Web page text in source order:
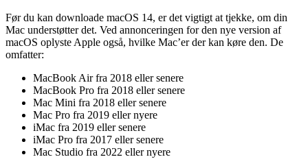
Før du kan downloade macOS 14, er det vigtigt at tjekke, om din
Mac understøtter det. Ved annonceringen for den nye version af
macOS oplyste Apple også, hvilke Mac’er der kan køre den. De
omfatter:
MacBook Air fra 2018 eller senere
MacBook Pro fra 2018 eller senere
Mac Mini fra 2018 eller senere
Mac Pro fra 2019 eller nyere
iMac fra 2019 eller senere
iMac Pro fra 2017 eller senere
Mac Studio fra 2022 eller nyere